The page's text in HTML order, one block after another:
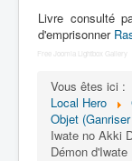
Dessins
Artiste Asperger
Lexique
Tetsujin
ー) =
Livre consulté
d'emprisonner
Free Joomla Lightbox Gallery
Vous êtes ici :
Local Hero
Objet
Iwate no Akki
Démon d'Iwate